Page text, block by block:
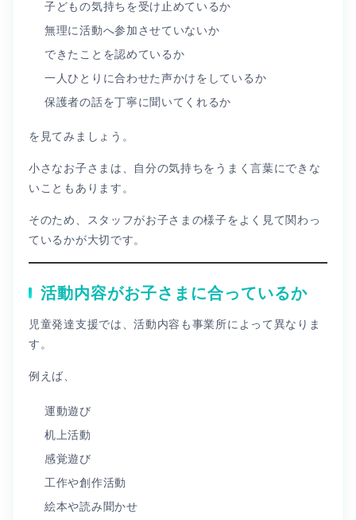
子どもの気持ちを受け止めているか
無理に活動へ参加させていないか
できたことを認めているか
一人ひとりに合わせた声かけをしているか
保護者の話を丁寧に聞いてくれるか
を見てみましょう。
小さなお子さまは、自分の気持ちをうまく言葉にできな
いこともあります。
そのため、スタッフがお子さまの様子をよく見て関わっ
ているかが大切です。
活動内容がお子さまに合っているか
児童発達支援では、活動内容も事業所によって異なりま
す。
例えば、
運動遊び
机上活動
感覚遊び
工作や創作活動
絵本や読み聞かせ